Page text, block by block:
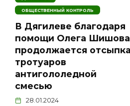
ОБЩЕСТВЕННЫЙ КОНТРОЛЬ
В Дягилеве благодаря
помощи Олега Шишова
продолжается отсыпка
тротуаров
антигололедной
смесью
28.01.2024